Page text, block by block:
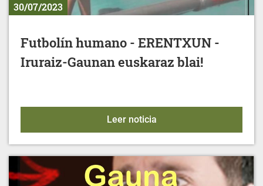
30/07/2023
Futbolín humano - ERENTXUN -
Iruraiz-Gaunan euskaraz blai!
Leer noticiaFutbolín humano -